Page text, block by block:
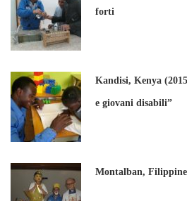
forti
Kandisi, Kenya
e giovani disabili”
Montalban, Filippine